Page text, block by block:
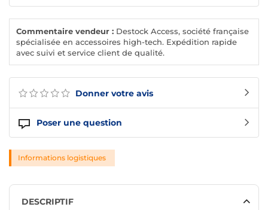
Donner votre avis
Poser une question
Commentaire vendeur : Destock Access, société française
spécialisée en accessoires high-tech. Expédition rapide
avec suivi et service client de qualité.
Informations logistiques
DESCRIPTIF